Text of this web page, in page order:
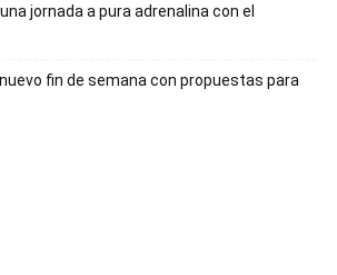
jornada a pura adrenalina con el
fin de semana con propuestas para